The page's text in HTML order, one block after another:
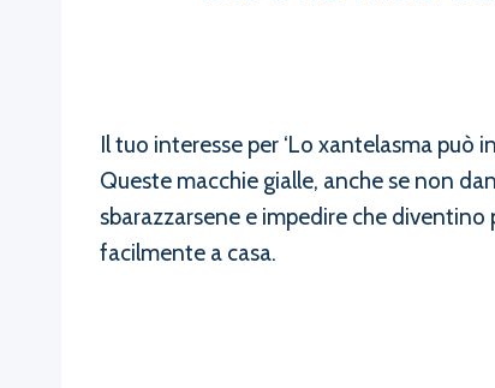
Il tuo interesse per ‘Lo xantelasma può
Queste macchie gialle, anche se non
sbarazzarsene e impedire che
facilmente a casa.